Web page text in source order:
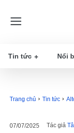
Tin tức Nổi
Trang chủ Tin tức
07/07/2025 Tác giả